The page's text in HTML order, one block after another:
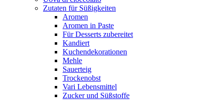
Zutaten für Süßigkeiten
Aromen
Aromen in Paste
Für Desserts zubereitet
Kandiert
Kuchendekorationen
Mehle
Sauerteig
Trockenobst
Vari Lebensmittel
Zucker und Süßstoffe